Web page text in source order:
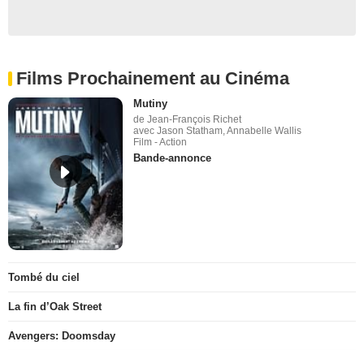
Films Prochainement au Cinéma
Mutiny
de Jean-François Richet
avec Jason Statham, Annabelle Wallis
Film - Action
Bande-annonce
Tombé du ciel
La fin d’Oak Street
Avengers: Doomsday